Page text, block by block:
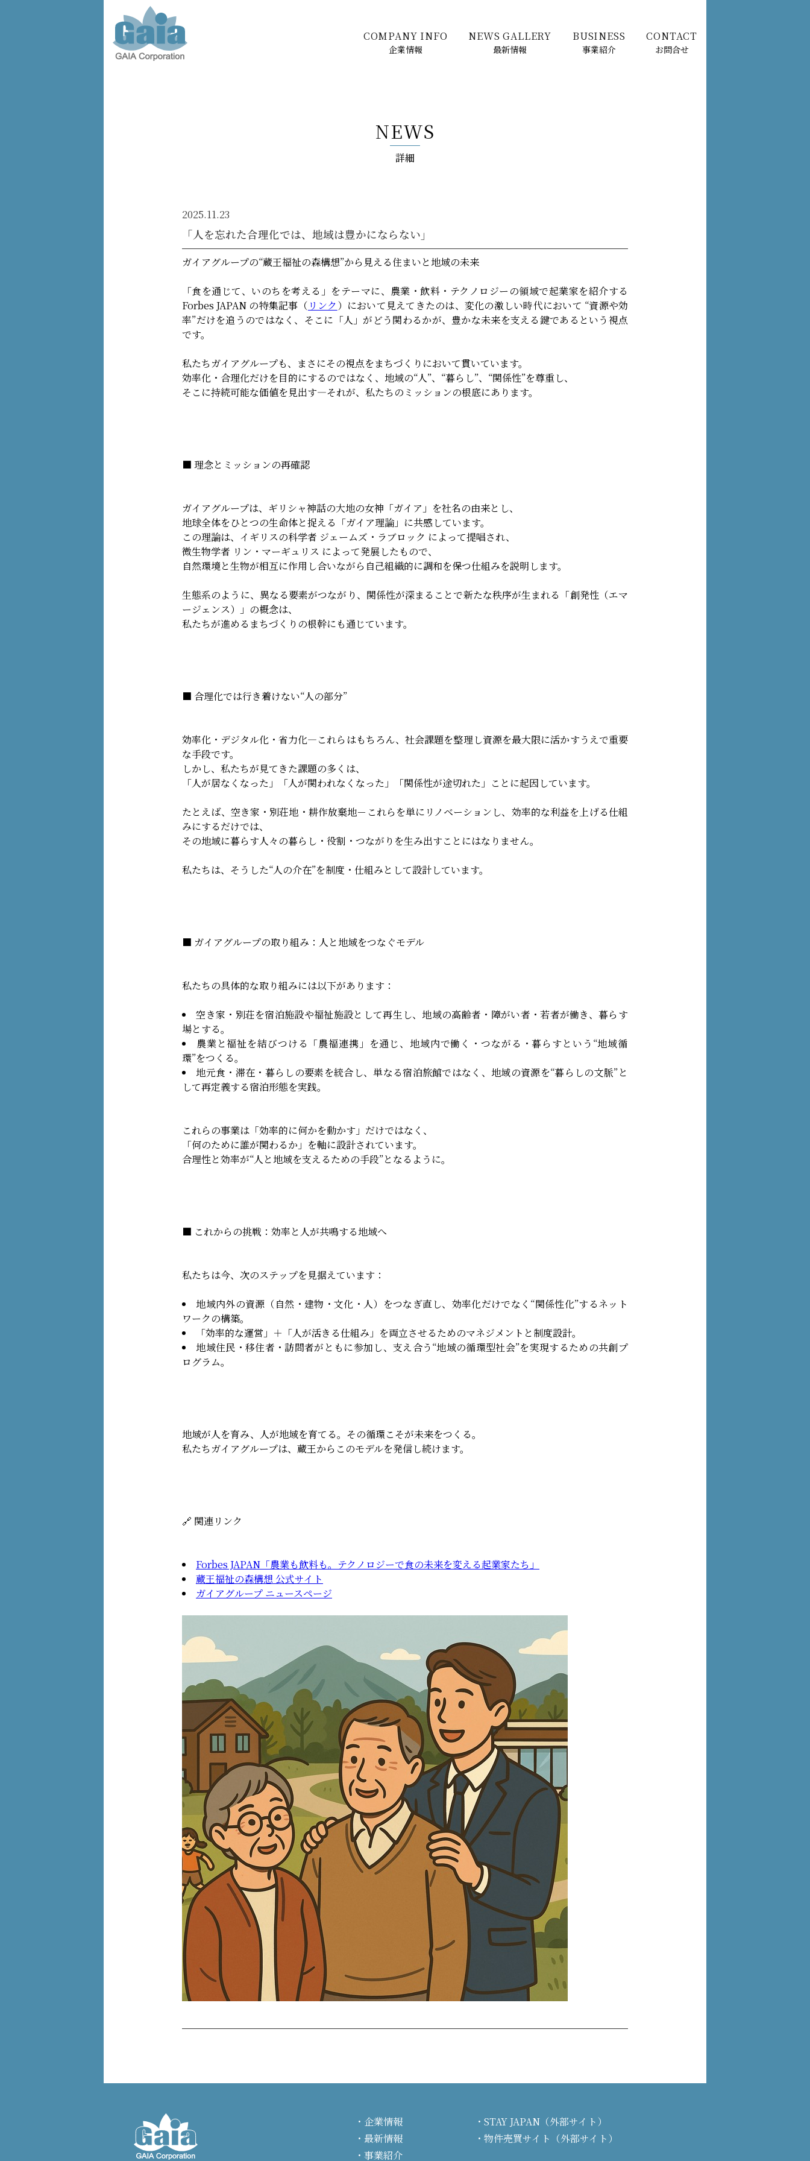
COMPANY INFO
企業情報
NEWS GALLERY
最新情報
BUSINESS
事業紹介
CONTACT
お問合せ
NEWS
詳細
2025.11.23
「人を忘れた合理化では、地域は豊かにならない」
ガイアグループの“蔵王福祉の森構想”から見える住まいと地域の未来
「食を通じて、いのちを考える」をテーマに、農業・飲料・テクノロジーの領域で起業家を紹介する
Forbes JAPAN の特集記事（ リンク）において見えてきたのは、変化の激しい時代において “資源や効
率”だけを追うのではなく、そこに「人」がどう関わるかが、豊かな未来を支える鍵であるという視点
です。
私たちガイアグループも、まさにその視点をまちづくりにおいて貫いています。
効率化・合理化だけを目的にするのではなく、地域の“人”、“暮らし”、“関係性”を尊重し、
そこに持続可能な価値を見出す—それが、私たちのミッションの根底にあります。
■ 理念とミッションの再確認
ガイアグループは、ギリシャ神話の大地の女神「ガイア」を社名の由来とし、
地球全体をひとつの生命体と捉える「ガイア理論」に共感しています。
この理論は、イギリスの科学者 ジェームズ・ラブロック によって提唱され、
微生物学者 リン・マーギュリス によって発展したもので、
自然環境と生物が相互に作用し合いながら自己組織的に調和を保つ仕組みを説明します。
生態系のように、異なる要素がつながり、関係性が深まることで新たな秩序が生まれる「創発性（エマ
ージェンス）」の概念は、
私たちが進めるまちづくりの根幹にも通じています。
■ 合理化では行き着けない“人の部分”
効率化・デジタル化・省力化―これらはもちろん、社会課題を整理し資源を最大限に活かすうえで重要
な手段です。
しかし、私たちが見てきた課題の多くは、
「人が居なくなった」「人が関われなくなった」「関係性が途切れた」ことに起因しています。
たとえば、空き家・別荘地・耕作放棄地－これらを単にリノベーションし、効率的な利益を上げる仕組
みにするだけでは、
その地域に暮らす人々の暮らし・役割・つながりを生み出すことにはなりません。
私たちは、そうした“人の介在”を制度・仕組みとして設計しています。
■ ガイアグループの取り組み：人と地域をつなぐモデル
私たちの具体的な取り組みには以下があります：
空き家・別荘を宿泊施設や福祉施設として再生し、地域の高齢者・障がい者・若者が働き、暮らす
場とする。
農業と福祉を結びつける「農福連携」を通じ、地域内で働く・つながる・暮らすという“地域循
環”をつくる。
地元食・滞在・暮らしの要素を統合し、単なる宿泊旅館ではなく、地域の資源を“暮らしの文脈”と
して再定義する宿泊形態を実践。
これらの事業は「効率的に何かを動かす」だけではなく、
「何のために誰が関わるか」を軸に設計されています。
合理性と効率が“人と地域を支えるための手段”となるように。
■ これからの挑戦：効率と人が共鳴する地域へ
私たちは今、次のステップを見据えています：
地域内外の資源（自然・建物・文化・人）をつなぎ直し、効率化だけでなく“関係性化”するネット
ワークの構築。
「効率的な運営」＋「人が活きる仕組み」を両立させるためのマネジメントと制度設計。
地域住民・移住者・訪問者がともに参加し、支え合う“地域の循環型社会”を実現するための共創プ
ログラム。
地域が人を育み、人が地域を育てる。その循環こそが未来をつくる。
私たちガイアグループは、蔵王からこのモデルを発信し続けます。
🔗 関連リンク
Forbes JAPAN「農業も飲料も。テクノロジーで食の未来を変える起業家たち」
蔵王福祉の森構想 公式サイト
ガイアグループ ニュースページ
企業情報
最新情報
事業紹介
STAY JAPAN（外部サイト）
物件売買サイト（外部サイト）